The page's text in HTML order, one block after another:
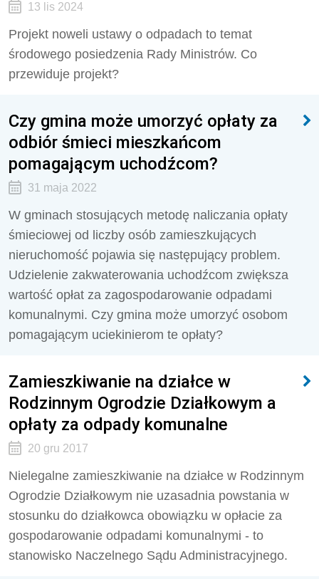
13 lis 2024
Projekt noweli ustawy o odpadach to temat
środowego posiedzenia Rady Ministrów. Co
przewiduje projekt?
Czy gmina może umorzyć opłaty za
odbiór śmieci mieszkańcom
pomagającym uchodźcom?
31 maja 2022
W gminach stosujących metodę naliczania opłaty
śmieciowej od liczby osób zamieszkujących
nieruchomość pojawia się następujący problem.
Udzielenie zakwaterowania uchodźcom zwiększa
wartość opłat za zagospodarowanie odpadami
komunalnymi. Czy gmina może umorzyć osobom
pomagającym uciekinierom te opłaty?
Zamieszkiwanie na działce w
Rodzinnym Ogrodzie Działkowym a
opłaty za odpady komunalne
20 gru 2017
Nielegalne zamieszkiwanie na działce w Rodzinnym
Ogrodzie Działkowym nie uzasadnia powstania w
stosunku do działkowca obowiązku w opłacie za
gospodarowanie odpadami komunalnymi - to
stanowisko Naczelnego Sądu Administracyjnego.